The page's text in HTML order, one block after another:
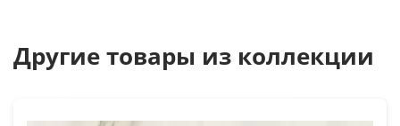
Другие товары из коллекции